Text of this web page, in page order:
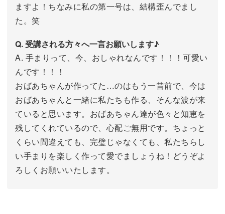
ますよ！ちなみに私の第一号は、結構歪んでまし
た。笑
Q. 受講される方々へ一言お願いします♪
A. 手まりって、今、おしゃれなんです！！！可愛い
んです！！！
おばあちゃんが作ってた…のはもう一昔前で、今は
おばあちゃんと一緒に私たちも作る、そんな波が来
ていると思います。おばあちゃん達が色々と知恵を
残してくれているので、心配ご無用です。ちょっと
くらい間違えても、完璧じゃなくても、私たちらし
い手まりを楽しく作って愛でましょうね！どうぞよ
ろしくお願いいたします。